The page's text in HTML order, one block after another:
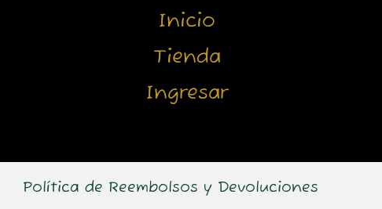
Inicio
Tienda
Ingresar
Política de Reembolsos y Devoluciones